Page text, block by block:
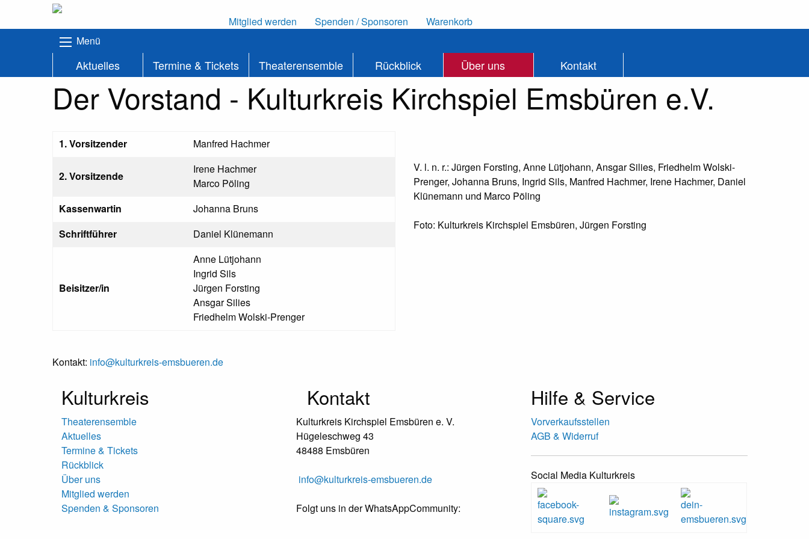
Mitglied werden Spenden / Sponsoren
Warenkorb
Menü
Aktuelles Termine & Tickets Theaterensemble Rückblick Über uns Kontakt
Der Vorstand - Kulturkreis Kirchspiel Emsbüren e.V.
1. Vorsitzender Manfred Hachmer
2. Vorsitzende
Irene Hachmer
Marco Pöling
Kassenwartin
Johanna Bruns
Schriftführer
Daniel Klünemann
Beisitzer/in
Anne Lütjohann
Ingrid Sils
Jürgen Forsting
Ansgar Silies
Friedhelm Wolski-Prenger
Kontakt: info@kulturkreis-emsbueren.de
V. l. n. r.: Jürgen Forsting, Anne Lütjohann, Ansgar Silies, Friedhelm Wolski-
Prenger, Johanna Bruns, Ingrid Sils, Manfred Hachmer, Irene Hachmer, Daniel
Klünemann und Marco Pöling
Foto: Kulturkreis Kirchspiel Emsbüren, Jürgen Forsting
Kulturkreis
Theaterensemble
Aktuelles
Termine & Tickets
Rückblick
Über uns
Mitglied werden
Spenden & Sponsoren
Kontakt
Kulturkreis Kirchspiel Emsbüren e. V.
Hügeleschweg 43
48488 Emsbüren
info@kulturkreis-emsbueren.de
Folgt uns in der WhatsAppCommunity:
Hilfe & Service
Vorverkaufsstellen
AGB & Widerruf
Social Media Kulturkreis